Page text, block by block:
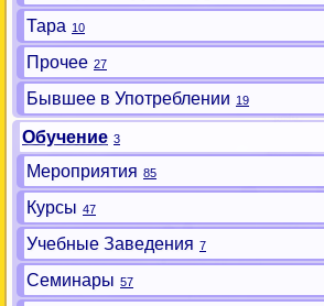
Тара 10
Прочее 27
Бывшее в Употреблении 19
Обучение 3
Мероприятия 85
Курсы 47
Учебные Заведения 7
Семинары 57